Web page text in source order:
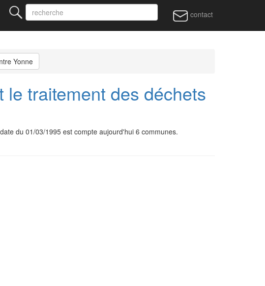
contact
Yonne
traitement des déchets
du 01/03/1995 est compte aujourd'hui 6 communes.